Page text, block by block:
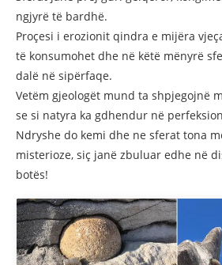
ngjyrë të bardhë.
Proçesi i erozionit qindra e mijëra
të konsumohet dhe në këtë mënyrë
dalë në sipërfaqe.
Vetëm gjeologët mund ta shpjegojnë
se si natyra ka gdhendur në
Ndryshe do kemi dhe ne sferat tona
misterioze, siç janë zbuluar edhe në
botës!